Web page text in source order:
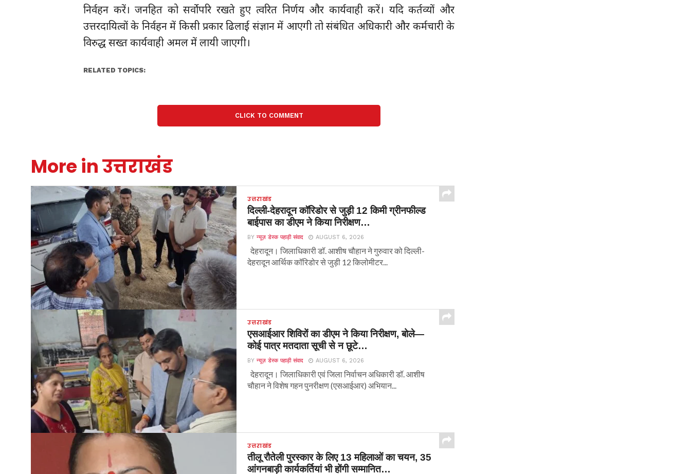
निर्वहन करें। जनहित को सर्वाेपरि रखते हुए त्वरित निर्णय और कार्यवाही करें। यदि कर्तव्यों और
उत्तरदायित्वों के निर्वहन में किसी प्रकार ढिलाई संज्ञान में आएगी तो संबंधित अधिकारी और कर्मचारी के
विरुद्ध सख्त कार्यवाही अमल में लायी जाएगी।
RELATED TOPICS:
CLICK TO COMMENT
More in उत्तराखंड
उत्तराखंड
दिल्ली-देहरादून कॉरिडोर से जुड़ी 12 किमी ग्रीनफील्ड
बाईपास का डीएम ने किया निरीक्षण…
BYन्यूज़ डेस्क पहाड़ी संवाद AUGUST 6, 2026
देहरादून। जिलाधिकारी डॉ. आशीष चौहान ने गुरुवार को दिल्ली-
देहरादून आर्थिक कॉरिडोर से जुड़ी 12 किलोमीटर...
उत्तराखंड
एसआईआर शिविरों का डीएम ने किया निरीक्षण, बोले—
कोई पात्र मतदाता सूची से न छूटे…
BYन्यूज़ डेस्क पहाड़ी संवाद AUGUST 6, 2026
देहरादून। जिलाधिकारी एवं जिला निर्वाचन अधिकारी डॉ. आशीष
चौहान ने विशेष गहन पुनरीक्षण (एसआईआर) अभियान...
उत्तराखंड
तीलू रौतेली पुरस्कार के लिए 13 महिलाओं का चयन, 35
आंगनबाड़ी कार्यकर्तियां भी होंगी सम्मानित…